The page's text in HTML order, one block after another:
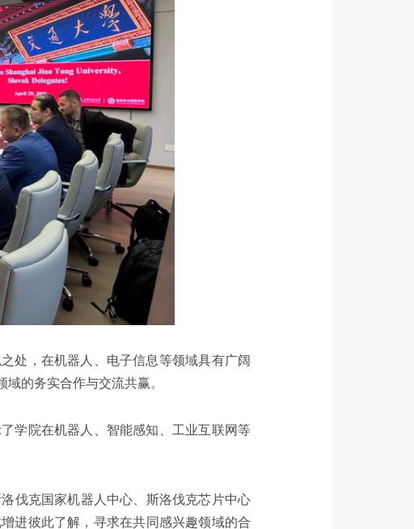
处，在机器人、电子信息等领域具有广阔
的务实合作与交流共赢。
学院在机器人、智能感知、工业互联网等
伐克国家机器人中心、斯洛伐克芯片中心
进彼此了解，寻求在共同感兴趣领域的合